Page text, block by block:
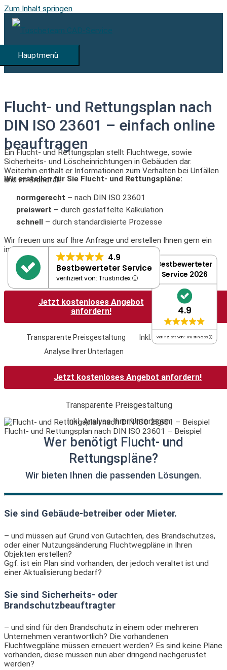
Zum Inhalt springen
Hauptmenü
Flucht- und Rettungsplan nach
DIN ISO 23601 – einfach online
beauftragen
Ein Flucht- und Rettungsplan stellt Fluchtwege, sowie
Sicherheits- und Löscheinrichtungen in Gebäuden dar.
Weiterhin enthält er Informationen zum Verhalten bei Unfällen
und im Brandfall.
Wir erstellen für Sie Flucht- und Rettungspläne:
normgerecht – nach DIN ISO 23601
preiswert – durch gestaffelte Kalkulation
schnell – durch standardisierte Prozesse
Wir freuen uns auf Ihre Anfrage und erstellen Ihnen gern ein
individuelles Angebot.
Bestbewerteter
Service 2026
4.9
verifiziert von: Trustindex
4.9
Bestbewerteter Service
verifiziert von: Trustindex
Jetzt kostenloses Angebot
anfordern!
Transparente Preisgestaltung
Inkl.
Analyse Ihrer Unterlagen
Jetzt kostenloses Angebot anfordern!
Transparente Preisgestaltung
Inkl. Analyse Ihrer Unterlagen
Flucht- und Rettungsplan nach DIN ISO 23601 – Beispiel
Wer benötigt Flucht- und
Rettungspläne?
Wir bieten Ihnen die passenden Lösungen.
Sie sind Gebäude-betreiber oder Mieter.
– und müssen auf Grund von Gutachten, des Brandschutzes,
oder einer Nutzungsänderung Fluchtwegpläne in Ihren
Objekten erstellen?
Ggf. ist ein Plan sind vorhanden, der jedoch veraltet ist und
einer Aktualisierung bedarf?
Sie sind Sicherheits- oder
Brandschutzbeauftragter
– und sind für den Brandschutz in einem oder mehreren
Unternehmen verantwortlich? Die vorhandenen
Fluchtwegpläne müssen erneuert werden? Es sind keine Pläne
vorhanden, diese müssen nun aber dringend nachgerüstet
werden?